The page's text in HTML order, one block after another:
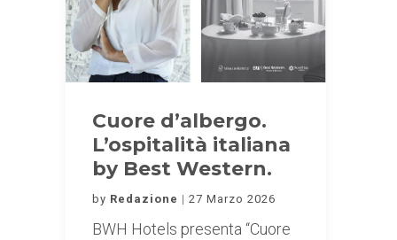
Cuore d’albergo.
L’ospitalità italiana
by Best Western.
by Redazione 27 Marzo 2026
BWH Hotels presenta “Cuore